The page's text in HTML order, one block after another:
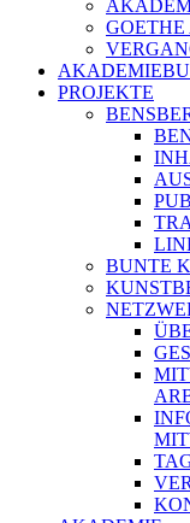
PROJEKTE
BUNTE